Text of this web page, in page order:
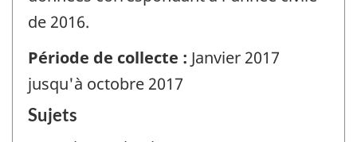
de 2016.
Période de collecte : Janvier 2017
jusqu'à octobre 2017
Sujets